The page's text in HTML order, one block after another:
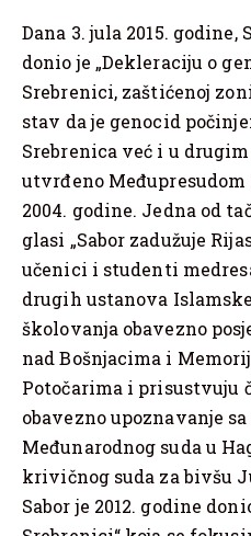
Dana 3. jula 2015.
donio je „Dekleraciju o
Srebrenici, zaštićenoj
stav da je genocid
Srebrenica već i u
utvrđeno
2004. godine. Jedna od
glasi „Sabor zadužuje
učenici i studenti
drugih ustanova
školovanja obavezno
nad Bošnjacima i
Potočarima i prisustvuju
obavezno upoznavanje
Međunarodnog suda u
krivičnog suda za bivšu
Sabor je 2012. godine